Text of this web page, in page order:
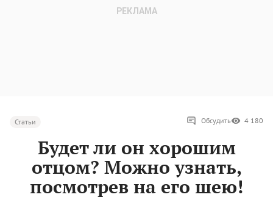
Статьи Обсудить 4 180
Будет ли он хорошим
отцом? Можно узнать,
посмотрев на его шею!